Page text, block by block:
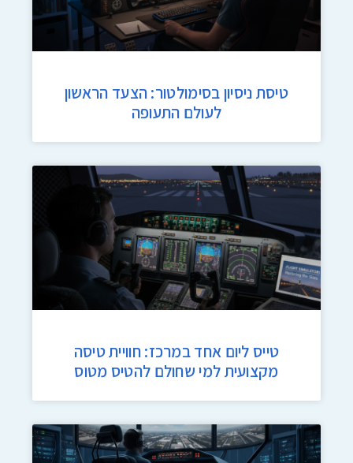
טיסת ניסיון בסימולטור: הצעד הראשון
לעולם התעופה
טייס ליום אחד במרכז: חוויית טיסה
מקצועית למי שחולם להטיס מטוס